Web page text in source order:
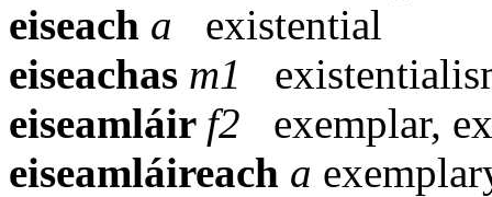
eiseach a
existential
eiseachas m1
eiseamláir f2
exemplar,
eiseamláireach a